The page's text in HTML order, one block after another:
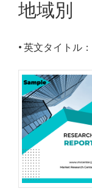
地域別
• 英文タイトル：